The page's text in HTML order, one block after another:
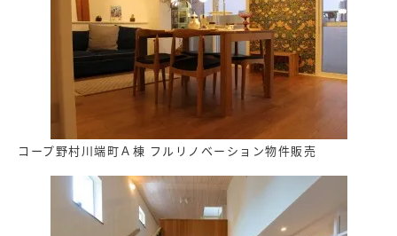
コープ野村川端町Ａ棟 フルリノベーション物件販売